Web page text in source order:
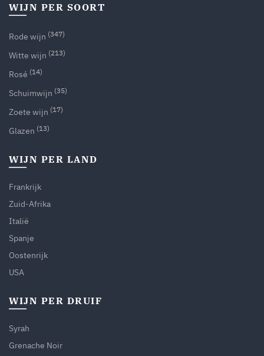
WIJN PER SOORT
Rode wijn (347)
Witte wijn (213)
Rosé (14)
Schuimwijn (35)
Zoete wijn (17)
Glazen (13)
WIJN PER LAND
Frankrijk
Zuid-Afrika
Italië
Spanje
Oostenrijk
USA
WIJN PER DRUIF
Syrah
Grenache Noir